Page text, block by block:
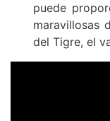
puede
maravillosas
del Tigre, el